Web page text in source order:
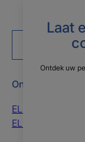
Laat
Ontdek uw
Onze merken
ELGYDIUM
ELGYDIUM